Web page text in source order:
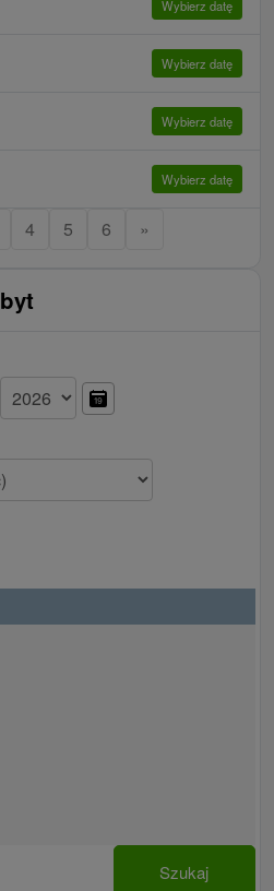
Wybierz datę
Wybierz datę
Wybierz datę
Wybierz datę
4 5 6 »
Szukaj